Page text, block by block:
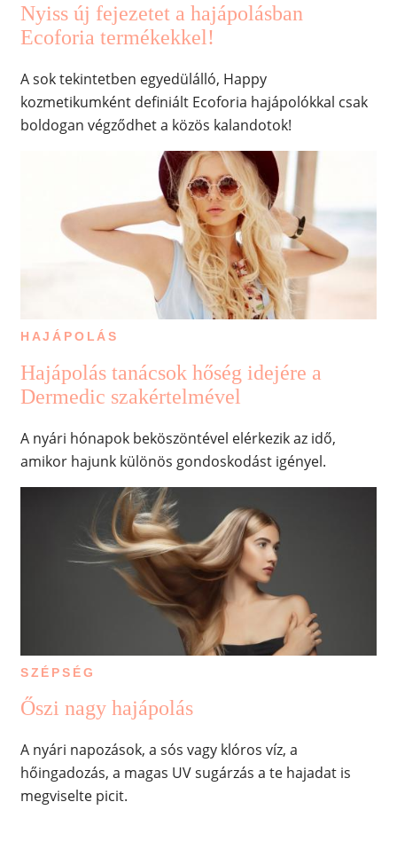
Nyiss új fejezetet a hajápolásban
Ecoforia termékekkel!
A sok tekintetben egyedülálló, Happy
kozmetikumként definiált Ecoforia hajápolókkal csak
boldogan végződhet a közös kalandotok!
HAJÁPOLÁS
Hajápolás tanácsok hőség idejére a
Dermedic szakértelmével
A nyári hónapok beköszöntével elérkezik az idő,
amikor hajunk különös gondoskodást igényel.
SZÉPSÉG
Őszi nagy hajápolás
A nyári napozások, a sós vagy klóros víz, a
hőingadozás, a magas UV sugárzás a te hajadat is
megviselte picit.